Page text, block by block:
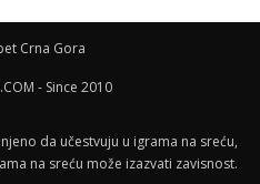
Crna Gora
- Since 2010
da učestvuju u igrama na sreću,
na sreću može izazvati zavisnost.